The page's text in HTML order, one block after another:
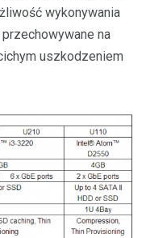
wykonywania
na
uszkodzeniem